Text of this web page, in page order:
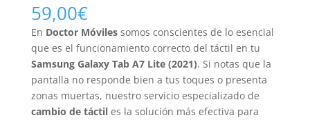
59,00€
En Doctor Móvilessomos conscientes de lo esencial
que es el funcionamiento correcto del táctil en tu
Samsung Galaxy Tab A7 Lite (2021). Si notas que la
pantalla no responde bien a tus toques o presenta
zonas muertas, nuestro servicio especializado de
cambio de táctiles la solución más efectiva para